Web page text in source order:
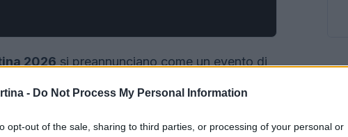
- Do Not Process My Personal Information
opt-out of the sale, sharing to third parties, or processing of your personal or
2026si preannunciano come un evento di
anche economica e sociale. Con una spesa
euro, questi giochi olimpici vedranno un mix
mirati a garantire un’eredità duratura